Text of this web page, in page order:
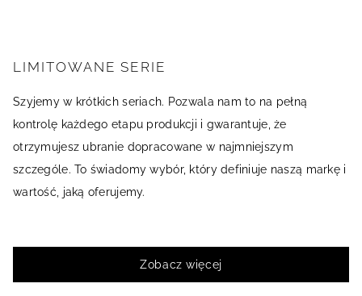
LIMITOWANE SERIE
Szyjemy w krótkich seriach. Pozwala nam to na pełną
kontrolę każdego etapu produkcji i gwarantuje, że
otrzymujesz ubranie dopracowane w najmniejszym
szczególe. To świadomy wybór, który definiuje naszą markę i
wartość, jaką oferujemy.
Zobacz więcej